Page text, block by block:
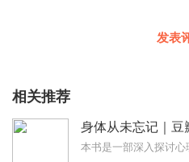
发表
相关推荐